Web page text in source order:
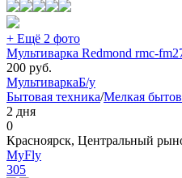
+ Ещё 2 фото
Мультиварка Redmond rmc-
200 руб.
МультиваркаБ/у
Бытовая техника/Мелкая
2 дня
0
Красноярск, Центральный
MyFly
305